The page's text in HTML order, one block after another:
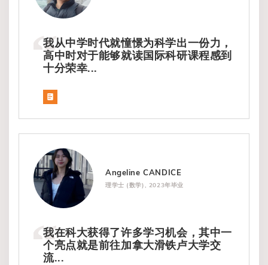
我从中学时代就憧憬为科学出一份力，
高中时对于能够就读国际科研课程感到
十分荣幸...
Angeline CANDICE
理学士 (数学), 2023年毕业
我在科大获得了许多学习机会，其中一
个亮点就是前往加拿大滑铁卢大学交
流...